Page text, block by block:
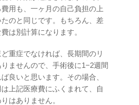
用も、一ヶ月の自己負担の上
のと同じです。もちろん、差
は別計算になります。
重症でなければ、長期間のリ
ませんので、手術後に1−2週間
良いと思います。その場合、
上記医療費にふくまれて、自
はありません。